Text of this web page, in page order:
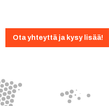
Ota yhteyttä ja kysy lisää!